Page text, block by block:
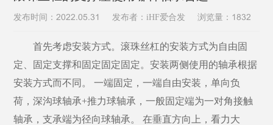
当前位置：首页 新闻资讯 传动知识
发布时间：2022.05.31 发布者：iHF爱合发 浏览量： 1832
首先考虑安装方式。滚珠丝杠的安装方式为自由固
定、固定支撑和固定固定固定。安装两侧使用的轴承根据
安装方式而不同。
一端固定，一端自由安装，单向负
荷，深沟球轴承+推力球轴承，一般固定端为一对角接触
轴承，支承端为径向球轴承。 在垂直方向上，看力大